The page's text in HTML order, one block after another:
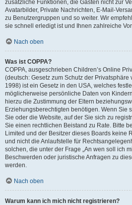
zusätzliche Funktionen, die Gästen nicht zur
Avatarbilder, Private Nachrichten, E-Mail-
zu Benutzergruppen und so weiter. Wir
sie schnell erledigt ist und Ihnen zahlreiche
Nach oben
Was ist COPPA?
COPPA, ausgeschrieben Children’s Online
(deutsch: Gesetz zum Schutz der Privatsphäre
1998) ist ein Gesetz in den USA, welches
möglicherweise persönliche Daten von
hierzu die Zustimmung der Eltern
Erziehungsberechtigten benötigen. Wenn Sie
Sie oder die Website, auf der Sie sich zu
Sie einen rechtlichen Beistand zu Rate. Bitte
Limited und der Besitzer dieses Boards keine
und nicht die Anlaufstelle für
solchen, die unter der Frage „An wen soll ich
Beschwerden oder juristische Anfragen zu
werden.
Nach oben
Warum kann ich mich nicht registrieren?